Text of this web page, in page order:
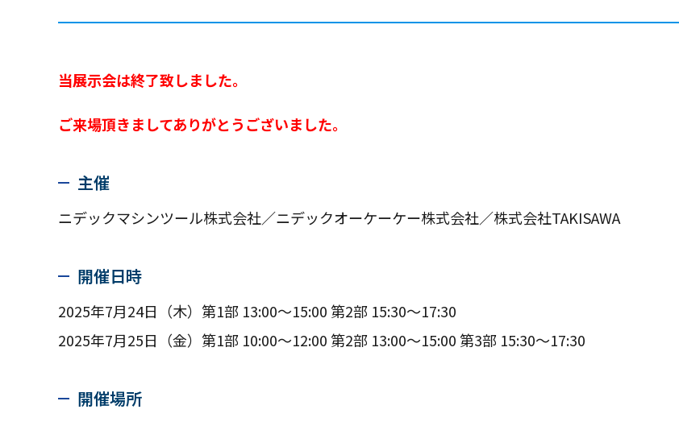
当展示会は終了致しました。
ご来場頂きましてありがとうございました。
主催
ニデックマシンツール株式会社／ニデックオーケーケー株式会社／株式会社TAKISAWA
開催日時
2025年7月24日（木）第1部 13:00～15:00 第2部 15:30～17:30
2025年7月25日（金）第1部 10:00～12:00 第2部 13:00～15:00 第3部 15:30～17:30
開催場所